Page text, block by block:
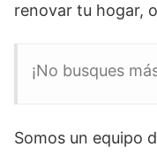
renovar tu hogar,
¡No busques
Somos un equipo